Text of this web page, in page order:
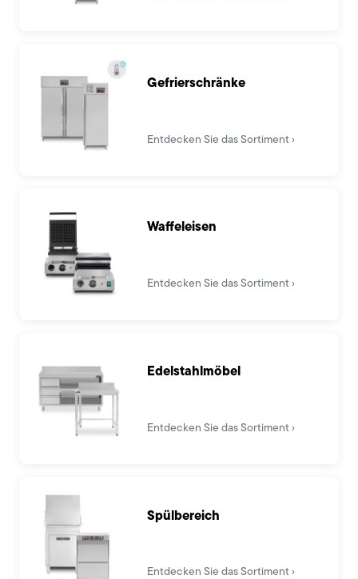
Gefrierschränke
Entdecken Sie das Sortiment
Waffeleisen
Entdecken Sie das Sortiment
Edelstahlmöbel
Entdecken Sie das Sortiment
Spülbereich
Entdecken Sie das Sortiment